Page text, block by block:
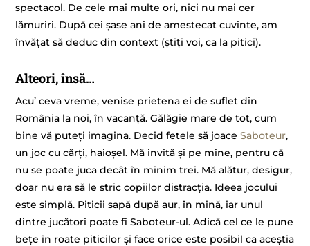
spectacol. De cele mai multe ori, nici nu mai cer
lămuriri. După cei șase ani de amestecat cuvinte, am
învățat să deduc din context (știți voi, ca la pitici).
Alteori, însă…
Acu’ ceva vreme, venise prietena ei de suflet din
România la noi, în vacanță. Gălăgie mare de tot, cum
bine vă puteți imagina. Decid fetele să joaceSaboteur,
un joc cu cărți, haioșel. Mă invită și pe mine, pentru că
nu se poate juca decât în minim trei. Mă alătur, desigur,
doar nu era să le stric copiilor distracția. Ideea jocului
este simplă. Piticii sapă după aur, în mină, iar unul
dintre jucători poate fi Saboteur-ul. Adică cel ce le pune
bețe în roate piticilor și face orice este posibil ca aceștia